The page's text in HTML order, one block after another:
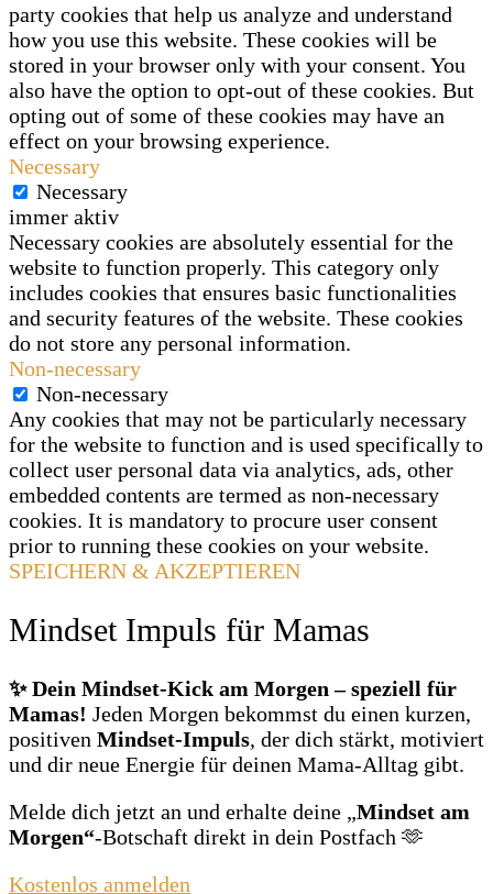
party cookies that help us analyze and understand
how you use this website. These cookies will be
stored in your browser only with your consent. You
also have the option to opt-out of these cookies. But
opting out of some of these cookies may have an
effect on your browsing experience.
Necessary
Necessary
immer aktiv
Necessary cookies are absolutely essential for the
website to function properly. This category only
includes cookies that ensures basic functionalities
and security features of the website. These cookies
do not store any personal information.
Non-necessary
Non-necessary
Any cookies that may not be particularly necessary
for the website to function and is used specifically to
collect user personal data via analytics, ads, other
embedded contents are termed as non-necessary
cookies. It is mandatory to procure user consent
prior to running these cookies on your website.
SPEICHERN & AKZEPTIEREN
Mindset Impuls für Mamas
✨ Dein Mindset‑Kick am Morgen – speziell für
Mamas! Jeden Morgen bekommst du einen kurzen,
positiven Mindset‑Impuls, der dich stärkt, motiviert
und dir neue Energie für deinen Mama‑Alltag gibt.
Melde dich jetzt an und erhalte deine „Mindset am
Morgen“‑Botschaft direkt in dein Postfach 🫶
Kostenlos anmelden